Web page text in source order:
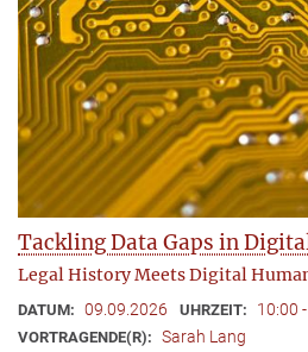
Tackling Data Gaps in
Legal History Meets Digital
DATUM: 09.09.2026 UHRZEIT: 10:00
VORTRAGENDE(R): Sarah Lang